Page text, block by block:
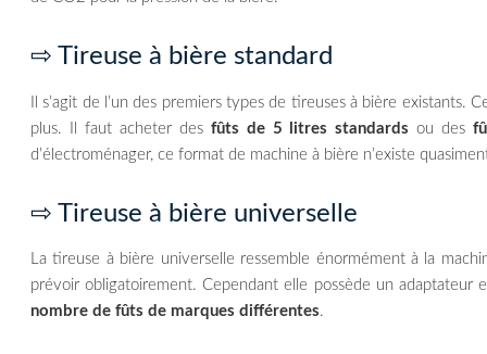
⇨ Tireuse à bière standard
Il s’agit de l’un des premiers types de tireuses à bière
plus. Il faut acheter des fûts de 5 litres standards ou des
d’électroménager, ce format de machine à bière n’existe
⇨ Tireuse à bière universelle
La tireuse à bière universelle ressemble énormément à la
prévoir obligatoirement. Cependant elle possède un
nombre de fûts de marques différentes.